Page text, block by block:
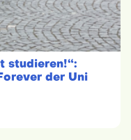
studieren!“:
der Uni